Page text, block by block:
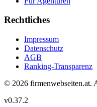
Rechtliches
Impressum
Datenschutz
AGB
Ranking-Transparenz
© 2026 firmenwebseiten.at.
v0.37.2